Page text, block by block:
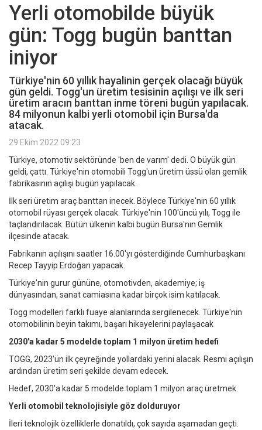
Yerli otomobilde büyük
gün: Togg bugün banttan
iniyor
Türkiye'nin 60 yıllık hayalinin gerçek olacağı büyük
gün geldi. Togg'un üretim tesisinin açılışı ve ilk seri
üretim aracın banttan inme töreni bugün yapılacak.
84 milyonun kalbi yerli otomobil için Bursa'da
atacak.
29 Ekim 2022 09:23
Türkiye, otomotiv sektöründe 'ben de varım' dedi. O büyük gün
geldi, çattı. Türkiye'nin otomobili Togg'un üretim üssü olan gemlik
fabrikasının açılışı bugün yapılacak.
İlk seri üretim araç banttan inecek. Böylece Türkiye'nin 60 yıllık
otomobil rüyası gerçek olacak. Türkiye'nin 100'üncü yılı, Togg ile
taçlandırılacak. Bütün ülkenin kalbi bugün Bursa'nın Gemlik
ilçesinde atacak.
Fabrikanın açılışını saatler 16.00'yı gösterdiğinde Cumhurbaşkanı
Recep Tayyip Erdoğan yapacak.
Türkiye'nin gurur gününe, otomotivden, akademiye; iş
dünyasından, sanat camiasına kadar birçok isim katılacak.
Togg modelleri farklı fuaye alanlarında sergilenecek. Türkiye'nin
otomobilinin beyin takımı, başarı hikayelerini paylaşacak
2030'a kadar 5 modelde toplam 1 milyon üretim hedefi
TOGG, 2023'ün ilk çeyreğinde yollardaki yerini alacak. Resmi açılışın
ardından üretim seri şekilde devam edecek.
Hedef, 2030'a kadar 5 modelde toplam 1 milyon araç üretmek.
Yerli otomobil teknolojisiyle göz dolduruyor
İleri teknolojik özelliklerle donatıldı, çok sayıda aşamadan geçti.